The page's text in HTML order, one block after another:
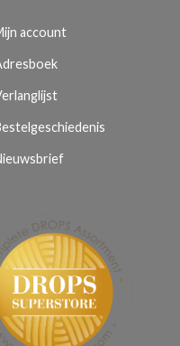
account